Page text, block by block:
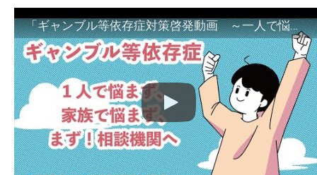
「ギャンブル等依存症対策啓発動画 ～一人で悩まず、家族で悩まず、まず！相談機関へ～」